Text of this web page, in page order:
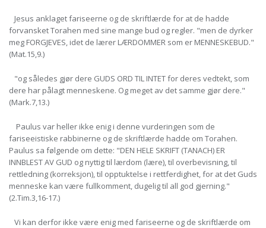
Jesus anklaget fariseerne og de skriftlærde for at de hadde
forvansket Torahen med sine mange bud og regler. "men de dyrker
meg FORGJEVES, idet de lærer LÆRDOMMER som er MENNESKEBUD."
(Mat.15,9.)
"og således gjør dere GUDS ORD TIL INTET for deres vedtekt, som
dere har pålagt menneskene. Og meget av det samme gjør dere."
(Mark.7,13.)
Paulus var heller ikke enig i denne vurderingen som de
fariseeistiske rabbinerne og de skriftlærde hadde om Torahen.
Paulus sa følgende om dette: "DEN HELE SKRIFT (TANACH) ER
INNBLEST AV GUD og nyttig til lærdom (lære), til overbevisning, til
rettledning (korreksjon), til opptuktelse i rettferdighet, for at det Guds
menneske kan være fullkomment, dugelig til all god gjerning."
(2.Tim.3,16-17.)
Vi kan derfor ikke være enig med fariseerne og de skriftlærde om